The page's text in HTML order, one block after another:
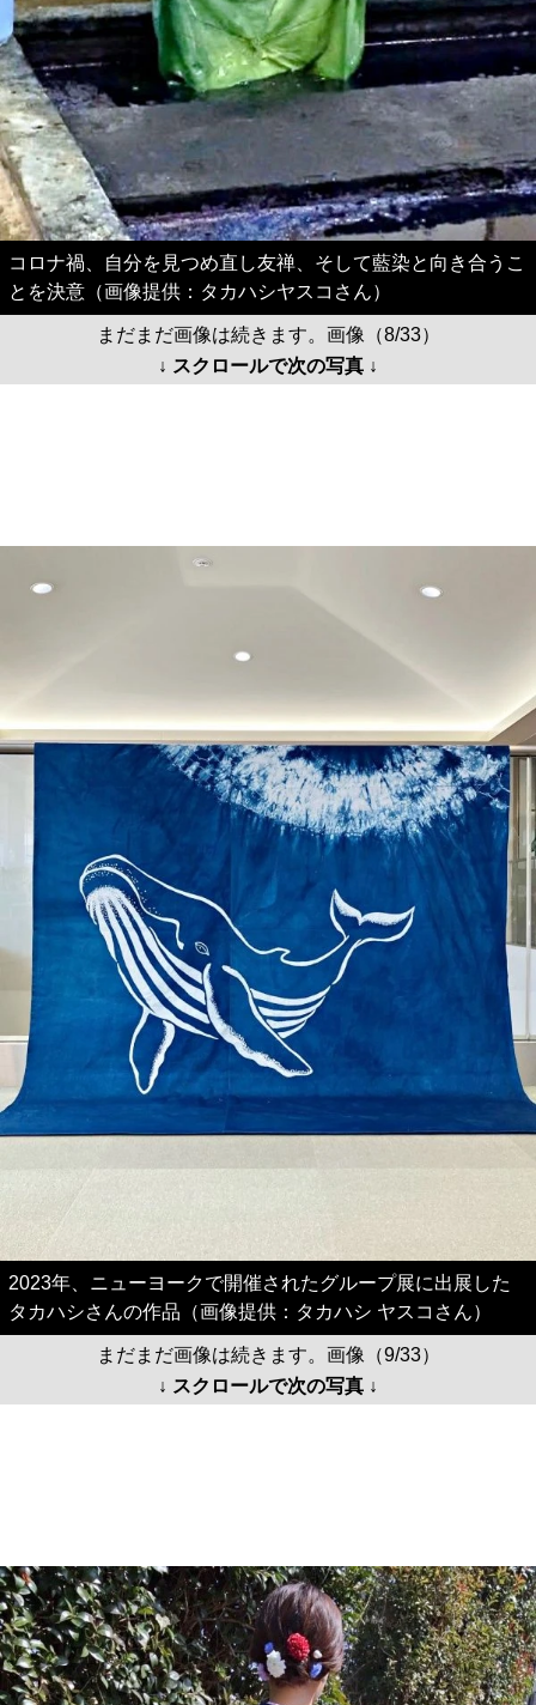
コロナ禍、自分を見つめ直し友禅、そして藍染と向き合うこ
とを決意（画像提供：タカハシヤスコさん）
まだまだ画像は続きます。画像（8/33）
↓ スクロールで次の写真 ↓
2023年、ニューヨークで開催されたグループ展に出展した
タカハシさんの作品（画像提供：タカハシ ヤスコさん）
まだまだ画像は続きます。画像（9/33）
↓ スクロールで次の写真 ↓